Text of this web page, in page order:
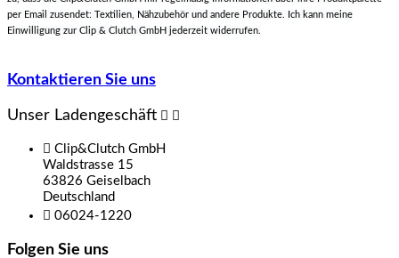
per Email zusendet: Textilien, Nähzubehör und andere Produkte. Ich kann meine
Einwilligung zur Clip & Clutch GmbH jederzeit widerrufen.
Kontaktieren Sie uns
Unser Ladengeschäft  
 Clip&Clutch GmbH
Waldstrasse 15
63826 Geiselbach
Deutschland
 06024-1220
Folgen Sie uns